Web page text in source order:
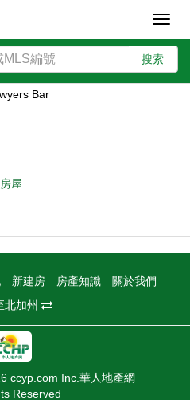
搜索
Bar
屋
新建房 房產知識
關於我們
北加州
ccyp.com Inc.華人地產網
Reserved